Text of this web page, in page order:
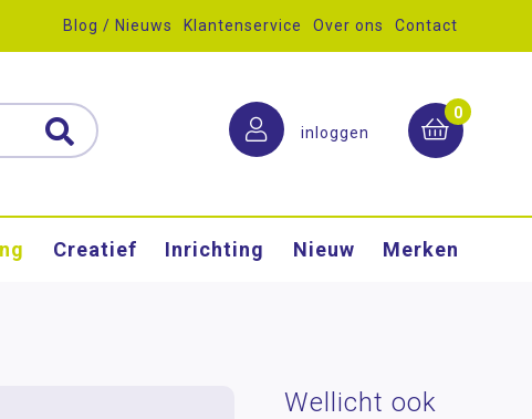
Blog / Nieuws Klantenservice Over ons Contact
inloggen
0
Creatief Inrichting Nieuw Merken
Wellicht ook